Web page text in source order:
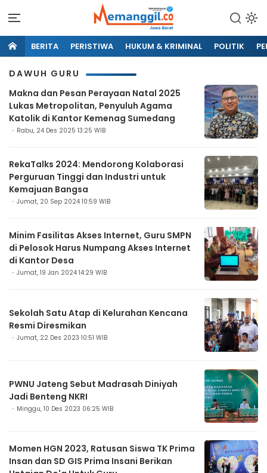
BERITA PERISTIWA HUKUM & KRIMINAL POLITIK
DAWUH GURU
Makna dan Pesan Perayaan Natal 2025
Lukas Metropolitan, Penyuluh Agama
Katolik di Kantor Kemenag Sumedang
Rabu, 24 Des 2025 13:25 WIB
RekaTalks 2024: Mendorong Kolaborasi
Perguruan Tinggi dan Industri untuk
Kemajuan Bangsa
Jumat, 20 Sep 2024 10:59 WIB
Minim Fasilitas Akses Internet, Guru SMPN
di Pelosok Harus Numpang Akses Internet
di Kantor Desa
Jumat, 19 Jan 2024 14:29 WIB
Sekolah Satu Atap di Kelurahan Kencana
Resmi Diresmikan
Jumat, 22 Des 2023 10:51 WIB
PWNU Jateng Sebut Madrasah Diniyah
Jadi Benteng NKRI
Minggu, 10 Des 2023 06:25 WIB
Momen HGN 2023, Ratusan Siswa TK Prima
Insan dan SD GIS Prima Insani Berikan